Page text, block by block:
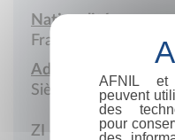
Nationalité :
France
Adresse :
Siège social
ZI des Près
AFNIL et
peuvent
des
pour